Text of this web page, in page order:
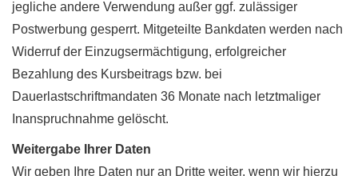
jegliche andere Verwendung außer ggf. zulässiger
Postwerbung gesperrt. Mitgeteilte Bankdaten werden nach
Widerruf der Einzugsermächtigung, erfolgreicher
Bezahlung des Kursbeitrags bzw. bei
Dauerlastschriftmandaten 36 Monate nach letztmaliger
Inanspruchnahme gelöscht.
Weitergabe Ihrer Daten
Wir geben Ihre Daten nur an Dritte weiter, wenn wir hierzu